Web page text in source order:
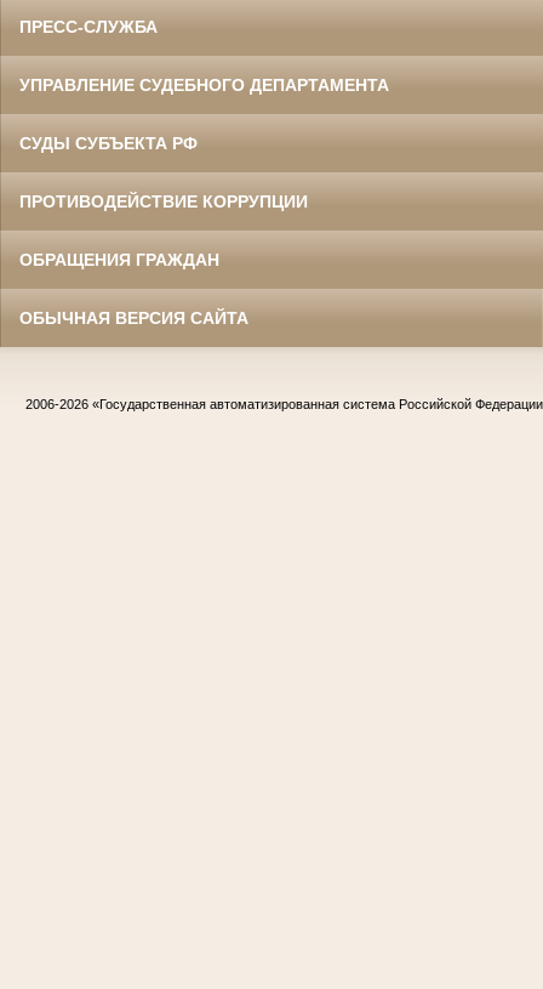
ПРЕСС-СЛУЖБА
УПРАВЛЕНИЕ СУДЕБНОГО ДЕПАРТАМЕНТА
СУДЫ СУБЪЕКТА РФ
ПРОТИВОДЕЙСТВИЕ КОРРУПЦИИ
ОБРАЩЕНИЯ ГРАЖДАН
ОБЫЧНАЯ ВЕРСИЯ САЙТА
2006-2026 «Государственная автоматизированная система Российской